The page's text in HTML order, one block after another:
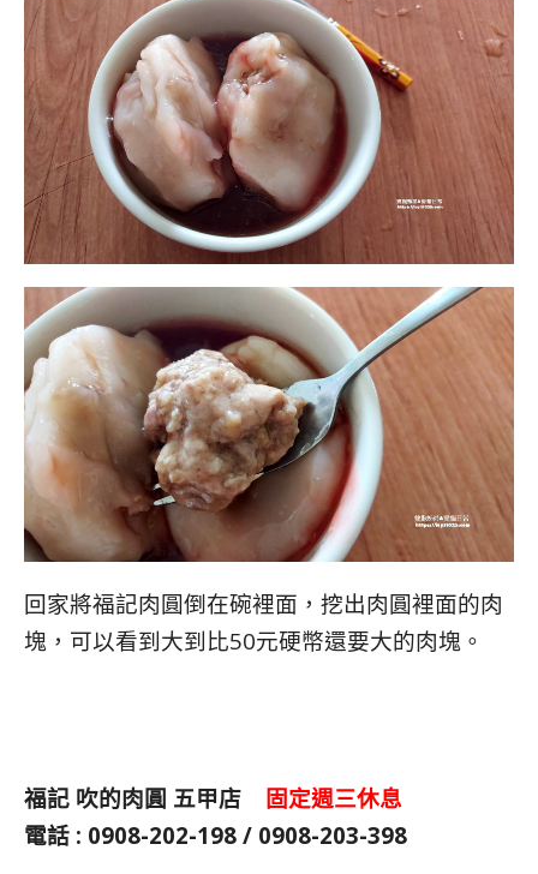
回家將福記肉圓倒在碗裡面，挖出肉圓裡面的肉
塊，可以看到大到比50元硬幣還要大的肉塊。
福記 吹的肉圓 五甲店 固定週三休息
電話 : 0908-202-198 / 0908-203-398